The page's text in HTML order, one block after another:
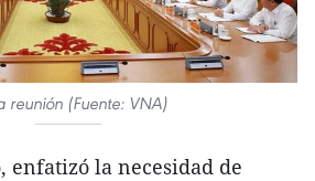
reunión (Fuente: VNA)
enfatizó la necesidad de